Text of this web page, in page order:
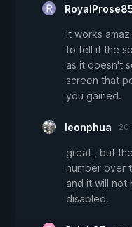
It works
to tell if the
as it doesn't
screen that
you gained.
leonphua 20
great , but
number over
and it will not
disabled.